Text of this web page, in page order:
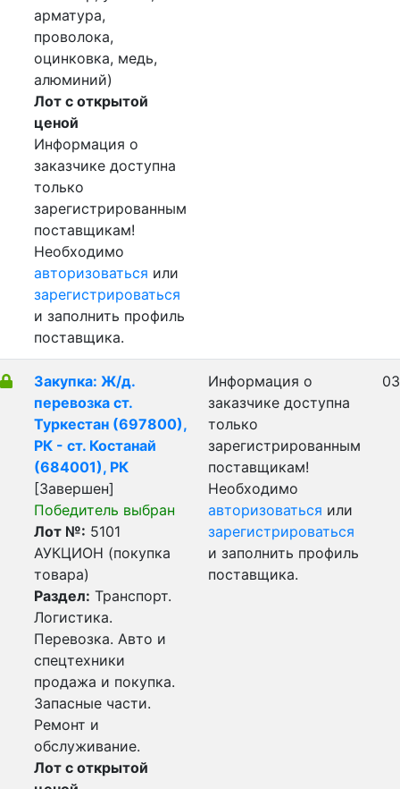
арматура,
проволока,
оцинковка, медь,
алюминий)
Лот с открытой
ценой
Информация о
заказчике доступна
только
зарегистрированным
поставщикам!
Необходимо
авторизоваться или
зарегистрироваться
и заполнить профиль
поставщика.
Закупка: Ж/д.
перевозка ст.
Туркестан (697800),
РК - ст. Костанай
(684001), РК
[Завершен]
Победитель выбран
Лот №: 5101
АУКЦИОН (покупка
товара)
Раздел: Транспорт.
Логистика.
Перевозка. Авто и
спецтехники
продажа и покупка.
Запасные части.
Ремонт и
обслуживание.
Лот с открытой
Информация о
заказчике доступна
только
зарегистрированным
поставщикам!
Необходимо
авторизоваться или
зарегистрироваться
и заполнить профиль
поставщика.